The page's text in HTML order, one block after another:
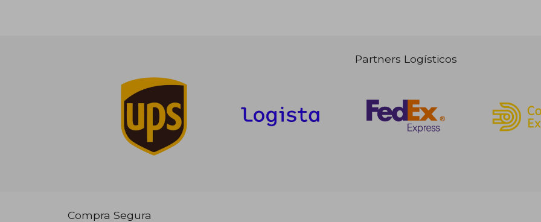
Partners Logísticos
Compra Segura